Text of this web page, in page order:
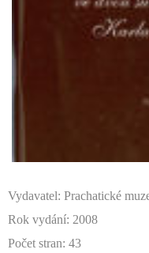
Vydavatel: Prachatické
Rok vydání: 2008
Počet stran: 43